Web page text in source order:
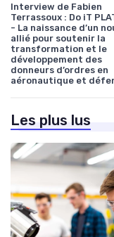
Interview de Fabien
Terrassoux : Do iT
- La naissance d’un
allié pour soutenir la
transformation et le
développement des
donneurs d’ordres en
aéronautique et
Les plus lus